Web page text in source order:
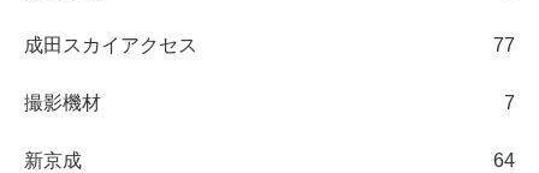
成田スカイアクセス 77
撮影機材 7
新京成 64